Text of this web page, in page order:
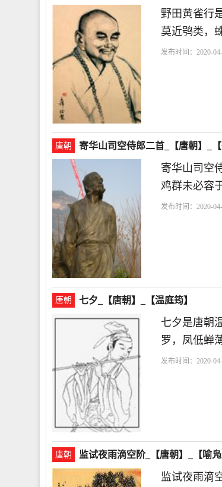
野田黄雀行
莫近鸮类，
发布时间：2020-
唐朝 寄华山司空侍郎二首_【唐朝】_【
寄华山司空
鸡群未必容
发布时间：2020-
唐朝 七夕_【唐朝】_【温庭筠】
七夕是唐朝
罗，凤低蝉
发布时间：2020-
唐朝 监试夜雨滴空阶_【唐朝】_【喻凫
监试夜雨滴